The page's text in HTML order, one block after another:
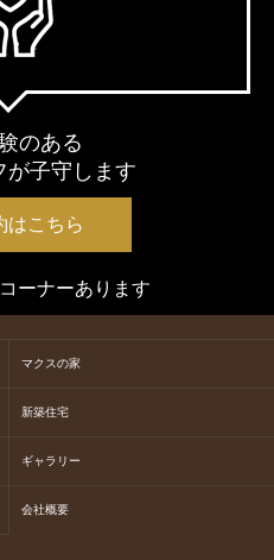
のある
が子守します
はこちら
ーナーあります
マクスの家
新築住宅
ギャラリー
会社概要